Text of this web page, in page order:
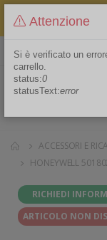
Il sito non
Area Riservata
ACCESSORI E
HONEYWELL
RICHIEDI
ARTICOLO NON
Attenzione
Si è verificato un
carrello.
status:0
statusText:error